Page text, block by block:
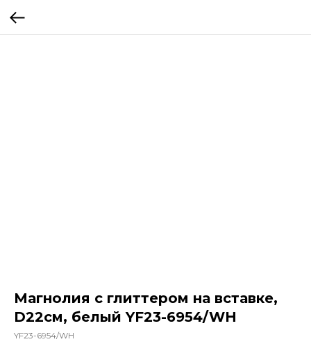
Магнолия с глиттером на вставке,
D22см, белый YF23-6954/WH
YF23-6954/WH